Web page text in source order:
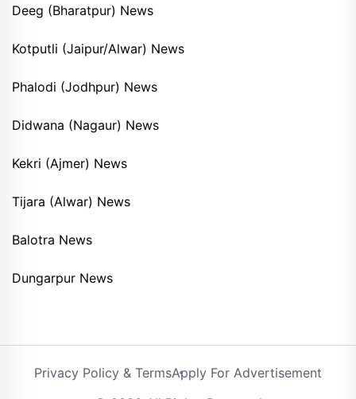
Deeg (Bharatpur) News
Kotputli (Jaipur/Alwar) News
Phalodi (Jodhpur) News
Didwana (Nagaur) News
Kekri (Ajmer) News
Tijara (Alwar) News
Balotra News
Dungarpur News
Privacy Policy & TermsApply For Advertisement